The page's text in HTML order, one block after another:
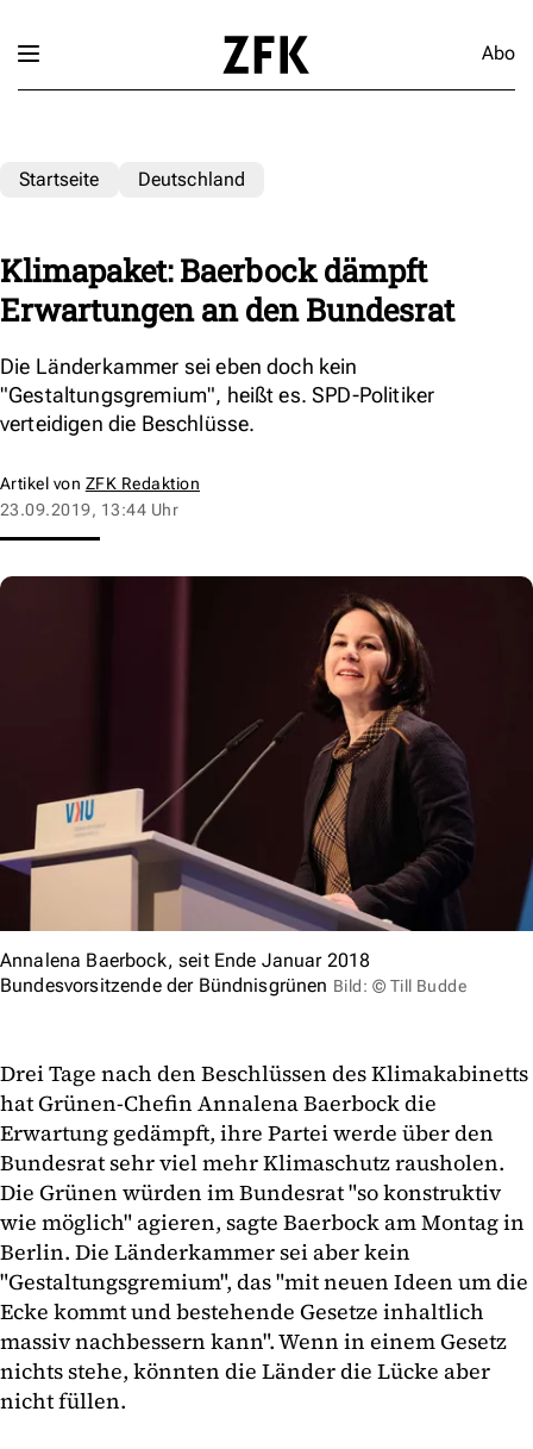
Abo
Startseite Deutschland
Klimapaket: Baerbock dämpft
Erwartungen an den Bundesrat
Die Länderkammer sei eben doch kein
"Gestaltungsgremium", heißt es. SPD-Politiker
verteidigen die Beschlüsse.
Artikel von ZFK Redaktion
23.09.2019, 13:44 Uhr
Annalena Baerbock, seit Ende Januar 2018
Bundesvorsitzende der Bündnisgrünen Bild: © Till Budde
Drei Tage nach den Beschlüssen des Klimakabinetts
hat Grünen-Chefin Annalena Baerbock die
Erwartung gedämpft, ihre Partei werde über den
Bundesrat sehr viel mehr Klimaschutz rausholen.
Die Grünen würden im Bundesrat "so konstruktiv
wie möglich" agieren, sagte Baerbock am Montag in
Berlin. Die Länderkammer sei aber kein
"Gestaltungsgremium", das "mit neuen Ideen um die
Ecke kommt und bestehende Gesetze inhaltlich
massiv nachbessern kann". Wenn in einem Gesetz
nichts stehe, könnten die Länder die Lücke aber
nicht füllen.